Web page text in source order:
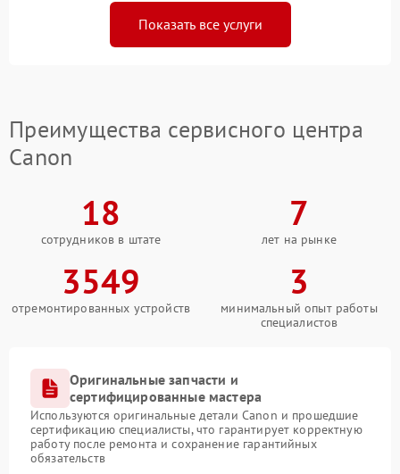
Показать все услуги
Преимущества сервисного центра
Canon
18
сотрудников в штате
7
лет на рынке
3549
отремонтированных устройств
3
минимальный опыт работы
специалистов
Оригинальные запчасти и
сертифицированные мастера
Используются оригинальные детали Canon и прошедшие
сертификацию специалисты, что гарантирует корректную
работу после ремонта и сохранение гарантийных
обязательств